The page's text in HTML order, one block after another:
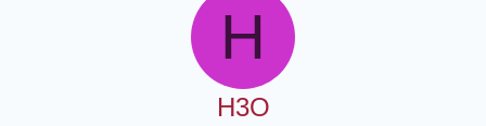
H
H3O